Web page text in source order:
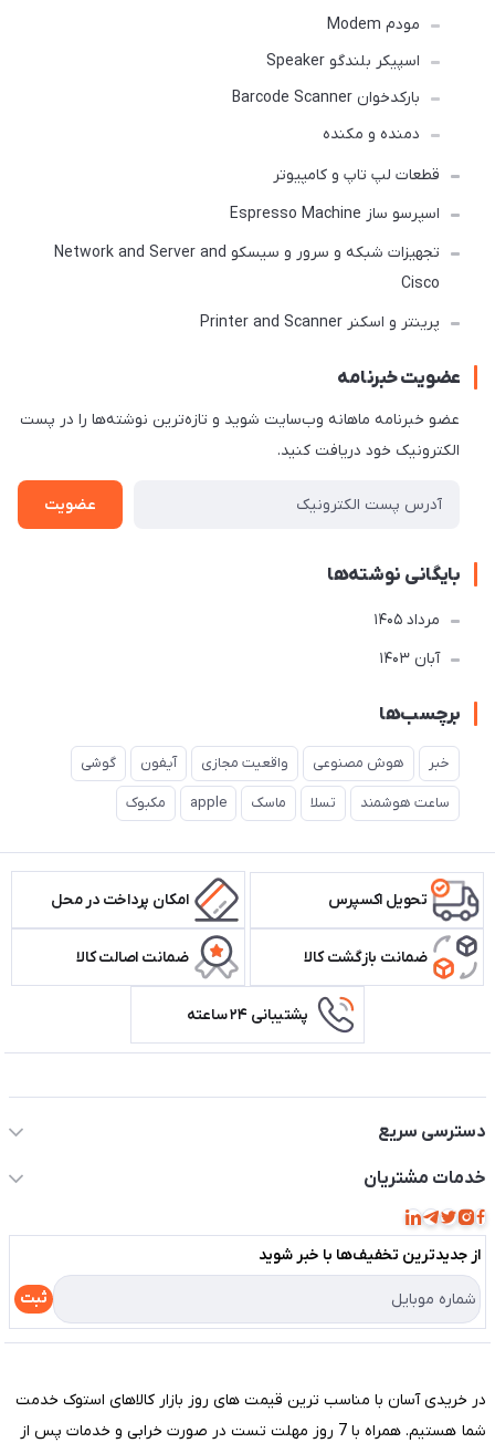
مودم Modem
اسپیکر بلندگو Speaker
بارکدخوان Barcode Scanner
دمنده و مکنده
قطعات لپ تاپ و کامپیوتر
اسپرسو ساز Espresso Machine
تجهیزات شبکه و سرور و سیسکو Network and Server and
Cisco
پرینتر و اسکنر Printer and Scanner
عضویت خبرنامه
عضو خبرنامه ماهانه وب‌سایت شوید و تازه‌ترین نوشته‌ها را در پست
الکترونیک خود دریافت کنید.
عضویت
بایگانی نوشته‌ها
مرداد 1405
آبان 1403
برچسب‌ها
خبر هوش مصنوعی واقعیت مجازی آیفون گوشی
ساعت هوشمند تسلا ماسک apple مکبوک
تحویل اکسپرس امکان پرداخت در محل
ضمانت بازگشت کالا ضمانت اصالت کالا
پشتیبانی ۲۴ ساعته
دسترسی سریع
حساب کاربری
مجله فروشگاه
لیست محصولات
درباره ما
تماس با ما
خدمات مشتریان
قوانین و مقررات
حریم خصوصی
راهنما
از جدید‌ترین تخفیف‌ها با‌ خبر شوید
ثبت
در خریدی آسان با مناسب ترین قیمت های روز بازار کالاهای استوک خدمت
شما هستیم. همراه با 7 روز مهلت تست در صورت خرابی و خدمات پس از